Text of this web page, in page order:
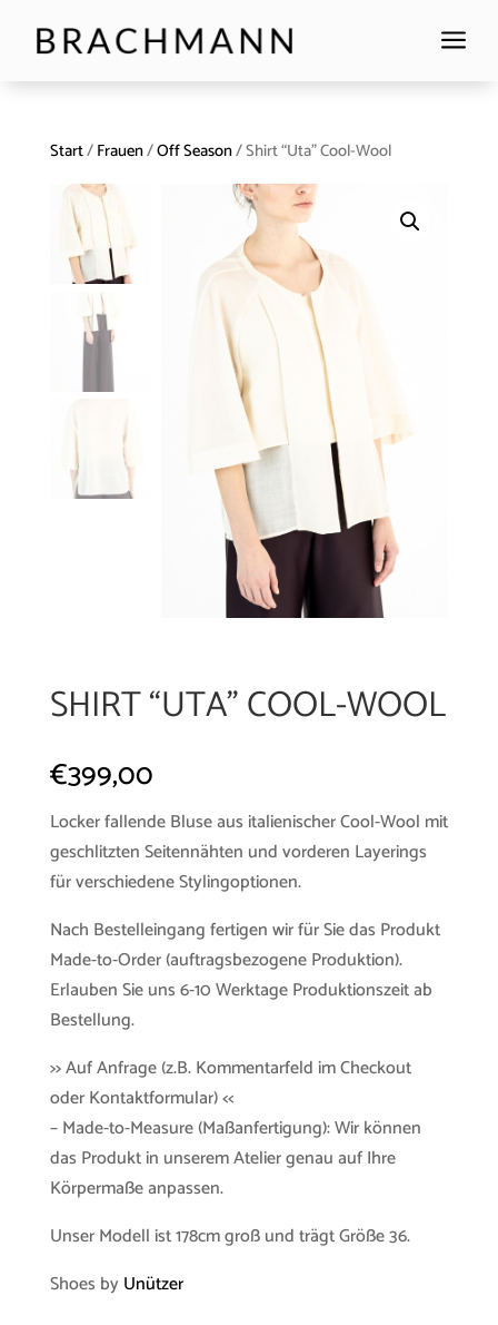
a
Start/Frauen/Off Season/ Shirt “Uta” Cool-Wool
SHIRT “UTA” COOL-WOOL
€399,00
Locker fallende Bluse aus italienischer Cool-Wool mit
geschlitzten Seitennähten und vorderen Layerings
für verschiedene Stylingoptionen.
Nach Bestelleingang fertigen wir für Sie das Produkt
Made-to-Order (auftragsbezogene Produktion).
Erlauben Sie uns 6-10 Werktage Produktionszeit ab
Bestellung.
>> Auf Anfrage (z.B. Kommentarfeld im Checkout
oder Kontaktformular) <<
– Made-to-Measure (Maßanfertigung): Wir können
das Produkt in unserem Atelier genau auf Ihre
Körpermaße anpassen.
Unser Modell ist 178cm groß und trägt Größe 36.
Shoes byUnützer